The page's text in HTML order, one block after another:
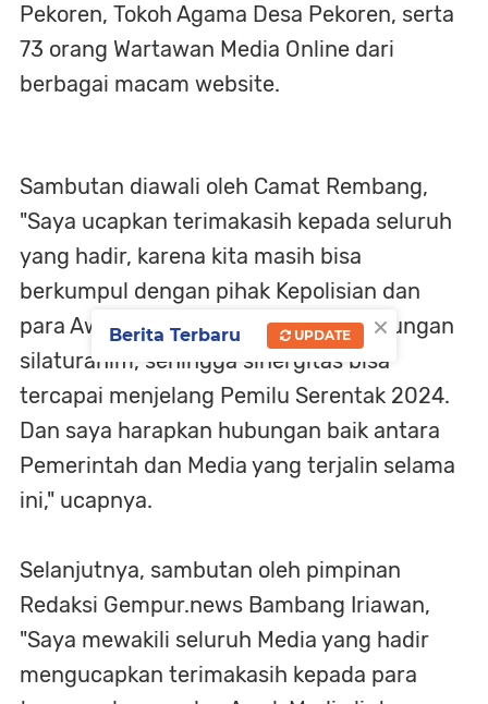
Pekoren, Tokoh Agama Desa Pekoren, serta
73 orang Wartawan Media Online dari
berbagai macam website.
Sambutan diawali oleh Camat Rembang,
"Saya ucapkan terimakasih kepada seluruh
yang hadir, karena kita masih bisa
berkumpul dengan pihak Kepolisian dan
para Awak Media untuk menjalin hubungan
silaturahim, sehingga sinergitas bisa
tercapai menjelang Pemilu Serentak 2024.
Dan saya harapkan hubungan baik antara
Pemerintah dan Media yang terjalin selama
ini," ucapnya.
Selanjutnya, sambutan oleh pimpinan
Redaksi Gempur.news Bambang Iriawan,
"Saya mewakili seluruh Media yang hadir
mengucapkan terimakasih kepada para
×
Berita Terbaru UPDATE